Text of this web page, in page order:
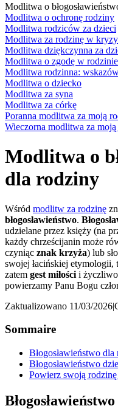
Modlitwa o
Modlitwa o ochronę rodziny
Modlitwa rodziców za dzieci
Modlitwa za rodzinę w
Modlitwa dziękczynna za
Modlitwa o zgodę w rodzinie
Modlitwa rodzinna:
Modlitwa o dziecko
Modlitwa za syna
Modlitwa za córkę
Poranna modlitwa za moją
Wieczorna modlitwa za
Modlitwa o
dla rodziny
Wśród modlitw za rodzinę
błogosławieństwo.
udzielane przez księży (na
każdy chrześcijanin może
czyniąc znak krzyża) lub
swojej łacińskiej
zatem gest miłości i
powierzamy Panu Bogu
Zaktualizowano 11/03/2026|
Sommaire
Błogosławieństwo
Błogosławieństwo
Powierz swoją